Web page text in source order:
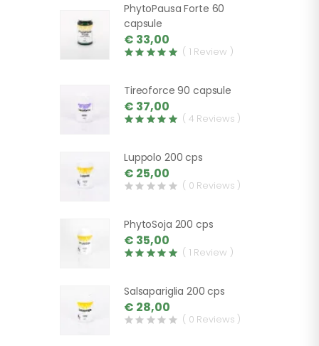
PhytoPausa Forte 60
capsule
€ 33,00
( 1 Review )
Tireoforce 90 capsule
€ 37,00
( 4 Reviews )
Luppolo 200 cps
€ 25,00
( 0 Reviews )
PhytoSoja 200 cps
€ 35,00
( 1 Review )
Salsapariglia 200 cps
€ 28,00
( 0 Reviews )